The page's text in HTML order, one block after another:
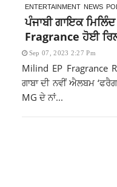
ENTERTAINMENT NEWS
ਪੰਜਾਬੀ ਗਾਇਕ
Fragrance ਹੋਈ
Sep 07, 2023 2:27 Pm
Milind EP Fragrance
ਗਾਬਾ ਦੀ ਨਵੀਂ ਐਲਬਮ
MG ਦੇ ਨਾਂ...